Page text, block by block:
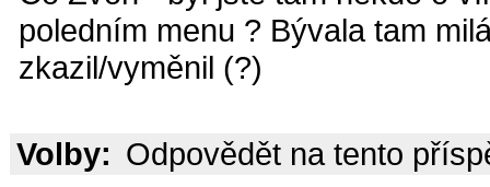
poledním menu ? Bývala tam
zkazil/vyměnil (?)
Volby: Odpovědět na tento